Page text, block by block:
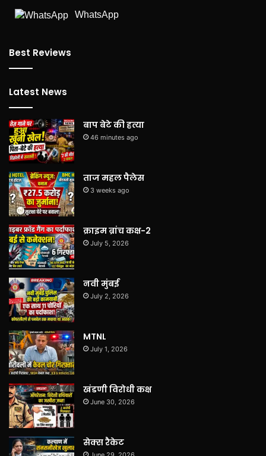
WhatsApp
Best Reviews
Latest News
बाप बेटे की हत्या
46 minutes ago
ताज महल पैलेस
3 weeks ago
क्राइम ब्रांच कक्ष-2
July 5, 2026
नवी मुंबई
July 2, 2026
MTNL
July 1, 2026
खंडणी विरोधी कक्ष
June 30, 2026
सेक्स रैकेट